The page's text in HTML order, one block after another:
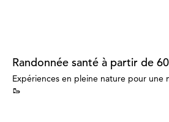
Randonnée santé à partir de
Expériences en pleine nature pour une
🥾